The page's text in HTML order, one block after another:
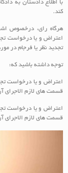
با اطلاع دادستان به
کند.
هرگاه رای، درخصوص
اعتراض و یا درخواست
تجدید نظر یا فرجام در
توجه داشته باشید که:
اعتراض و یا درخواست
قسمت های لازم الاجرای
اعتراض و یا درخواست
قسمت های لازم الاجرای